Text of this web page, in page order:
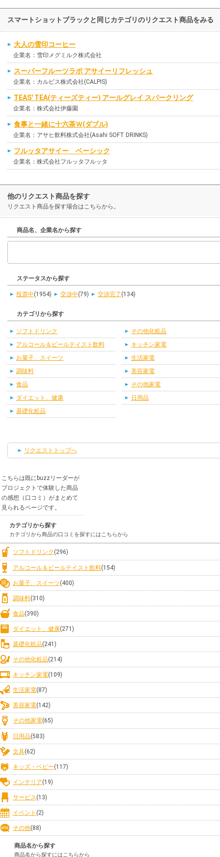
スマートショットブラックと同じカテゴリのリクエスト商品をみる
大人の雪印コーヒー
企業名：雪印メグミルク株式会社
スーパーフルーツラボ アサイーリフレッシュ
企業名：カルピス株式会社(CALPIS)
TEAS' TEA(ティーズティー) アールグレイ スパークリング
企業名：株式会社伊藤園
食事と一緒に十六茶Ｗ(ダブル)
企業名：アサヒ飲料株式会社(Asahi SOFT DRINKS)
フルッタアサイー ベーシック
企業名：株式会社フルッタフルッタ
他のリクエスト商品を探す
リクエスト商品を探す場合はこちらから。
商品名、企業名から探す
ステータスから探す
投票中(1954) 交渉中(79) 交渉完了 (134)
カテゴリから探す
ソフトドリンク
アルコール＆ビールテイスト飲料
お菓子、スイーツ
調味料
食品
ダイエット、健康
基礎化粧品
その他化粧品
キッチン家電
生活家電
美容家電
その他家電
日用品
リクエストトップへ
こちらは既にbuzzリーダーが
プロジェクトで体験した商品
の感想（口コミ）がまとめて
見られるページです。
カテゴリから探す
カテゴリから商品の口コミを探すにはこちらから
ソフトドリンク (296)
アルコール＆ビールテイスト飲料(154)
お菓子、スイーツ(400)
調味料(310)
食品(390)
ダイエット、健康(271)
基礎化粧品(241)
その他化粧品(214)
キッチン家電(109)
生活家電(87)
美容家電(142)
その他家電(65)
日用品(583)
文具(62)
キッズ・ベビー(117)
インテリア(19)
サービス(13)
イベント (2)
その他(88)
商品名から探す
商品名から探すにはこちらから